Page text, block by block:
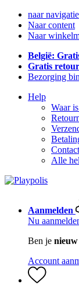
naar navigatie
Naar content
Naar
België:
Gratis
Bezorging
Help
Waar
Contact
Alle
Aanmelden
Nu
Ben je
Account